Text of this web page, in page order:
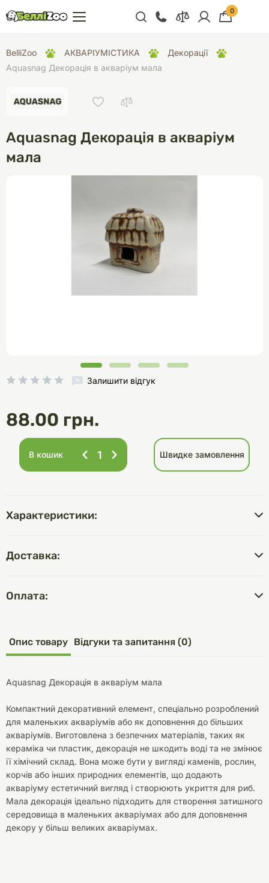
+38 (068) 300 91 91
Відділ продажу
+38 (099) 300 91 91
Відділ підтримки
0
BelliZoo АКВАРІУМІСТИКА
Декорації
Aquasnag Декорація в акваріум мала
Aquasnag Декорація в акваріум
мала
Залишити відгук
88.00 грн.
В кошик Швидке замовлення
Характеристики:
Доставка:
Оплата:
Опис товару Відгуки та запитання (0)
Aquasnag Декорація в акваріум мала
Компактний декоративний елемент, спеціально розроблений
для маленьких акваріумів або як доповнення до більших
акваріумів. Виготовлена з безпечних матеріалів, таких як
кераміка чи пластик, декорація не шкодить воді та не змінює
її хімічний склад. Вона може бути у вигляді каменів, рослин,
корчів або інших природних елементів, що додають
акваріуму естетичний вигляд і створюють укриття для риб.
Мала декорація ідеально підходить для створення затишного
середовища в маленьких акваріумах або для доповнення
декору у більш великих акваріумах.